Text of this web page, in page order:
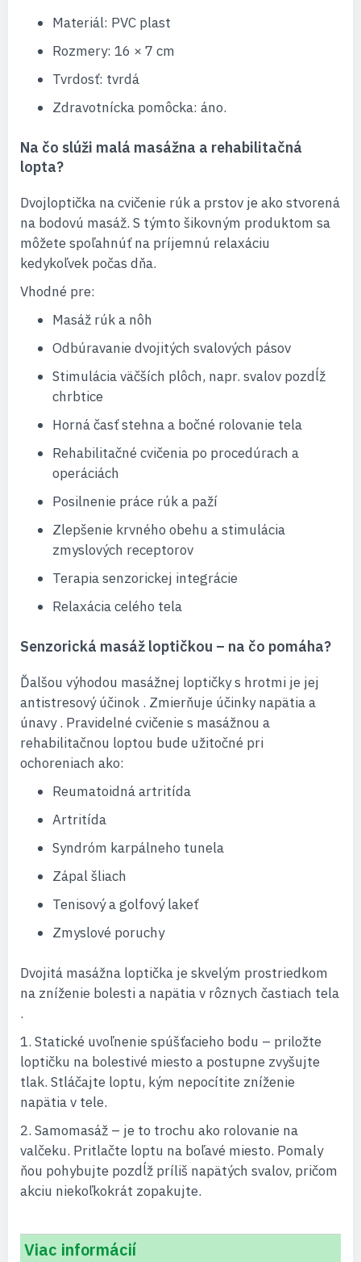
Materiál: PVC plast
Rozmery: 16 × 7 cm
Tvrdosť: tvrdá
Zdravotnícka pomôcka: áno.
Na čo slúži malá masážna a rehabilitačná
lopta?
Dvojloptička na cvičenie rúk a prstov je ako stvorená
na bodovú masáž. S týmto šikovným produktom sa
môžete spoľahnúť na príjemnú relaxáciu
kedykoľvek počas dňa.
Vhodné pre:
Masáž rúk a nôh
Odbúravanie dvojitých svalových pásov
Stimulácia väčších plôch, napr. svalov pozdĺž
chrbtice
Horná časť stehna a bočné rolovanie tela
Rehabilitačné cvičenia po procedúrach a
operáciách
Posilnenie práce rúk a paží
Zlepšenie krvného obehu a stimulácia
zmyslových receptorov
Terapia senzorickej integrácie
Relaxácia celého tela
Senzorická masáž loptičkou – na čo pomáha?
Ďalšou výhodou masážnej loptičky s hrotmi je jej
antistresový účinok . Zmierňuje účinky napätia a
únavy. Pravidelné cvičenie s masážnou a
rehabilitačnou loptou bude užitočné pri
ochoreniach ako:
Reumatoidná artritída
Artritída
Syndróm karpálneho tunela
Zápal šliach
Tenisový a golfový lakeť
Zmyslové poruchy
Dvojitá masážna loptička je skvelým prostriedkom
na zníženie bolesti a napätia v rôznych častiach tela
.
1. Statické uvoľnenie spúšťacieho bodu – priložte
loptičku na bolestivé miesto a postupne zvyšujte
tlak. Stláčajte loptu, kým nepocítite zníženie
napätia v tele.
2. Samomasáž – je to trochu ako rolovanie na
valčeku. Pritlačte loptu na boľavé miesto. Pomaly
ňou pohybujte pozdĺž príliš napätých svalov, pričom
akciu niekoľkokrát zopakujte.
Viac informácií